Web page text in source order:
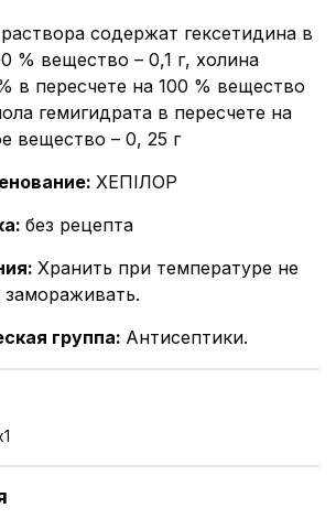
содержат гексетидина в
% вещество – 0,1 г, холина
в пересчете на 100 % вещество
гемигидрата в пересчете на
вещество – 0, 25 г
: ХЕПІЛОР
: без рецепта
: Хранить при температуре не
группа: Антисептики.